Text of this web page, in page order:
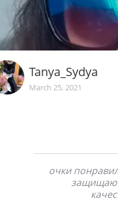
Tanya_Sydya
March 25, 2021
очки